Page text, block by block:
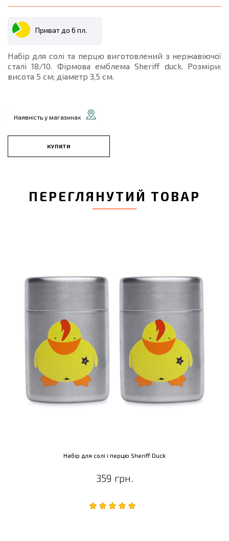
Приват до 6 пл.
Набір для солі та перцю виготовлений з нержавіючої
сталі 18/10. Фірмова емблема Sheriff duck. Розміри:
висота 5 см; діаметр 3,5 см.
Наявність у магазинах
КУПИТИ
ПЕРЕГЛЯНУТИЙ ТОВАР
Набір для солі і перцю Sheriff Duck
359 грн.